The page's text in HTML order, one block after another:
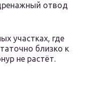
отвод
участках, где
близко к
не растёт.